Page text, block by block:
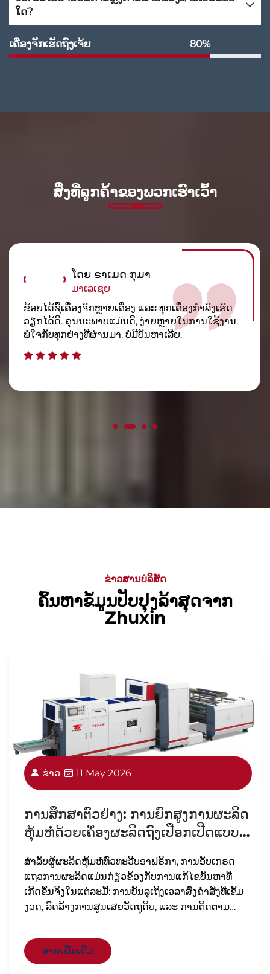
ໃດ?
ເຄື່ອງຈັກເຮັດຖົງເຈ້ຍ 80%
ສິ່ງທີ່ລູກຄ້າຂອງພວກເຮົາເວົ້າ
ໂດຍ ຣາເມດ ກຸມາ
ມາເລເຊຍ
ຂ້ອຍໄດ້ຊື້ເຄື່ອງຈັກຫຼາຍເຄື່ອງ ແລະ ທຸກເຄື່ອງກຳລັງເຮັດ
ວຽກໄດ້ດີ. ຄຸນນະພາບແມ່ນດີ, ງ່າຍຫຼາຍໃນການໃຊ້ງານ.
ພໍໃຈກັບທຸກຢ່າງທີ່ຜ່ານມາ, ບໍ່ມີບັນຫາເລີຍ.
ຂ່າວສານບໍລິສັດ
ຄົ້ນຫາຂໍ້ມູນປັບປຸງລ້າສຸດຈາກ
Zhuxin
ງການຜະລິດ
ເປີດແບບ
ານອັບເກຣດ
ກ້ໄຂບັນຫາທີ່
ສົ່ງຄຳສັ່ງທີ່ເຂັ້ມ
ການຕິດຕາມ
ຫໍ່ອາຫານ
ຂ່າວ 08 Jul 2025
ຢູ່ເບື້ອງຫຼັງ: ເຄື່ອງຈັກຖົງເຈ້
ໃດ
ເບິ່ງວິທີທີ່ເຄື່ອງຈັກຫຸ້ມຫໍ່ຂອງ Zhuxin ສ